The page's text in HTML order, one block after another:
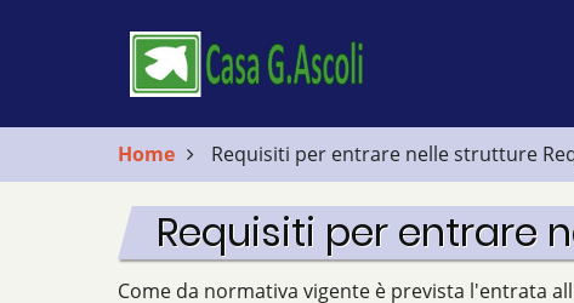
Home Requisiti per entrare nelle strutture
Requisiti per entrare
Come da normativa vigente è prevista l'entrata